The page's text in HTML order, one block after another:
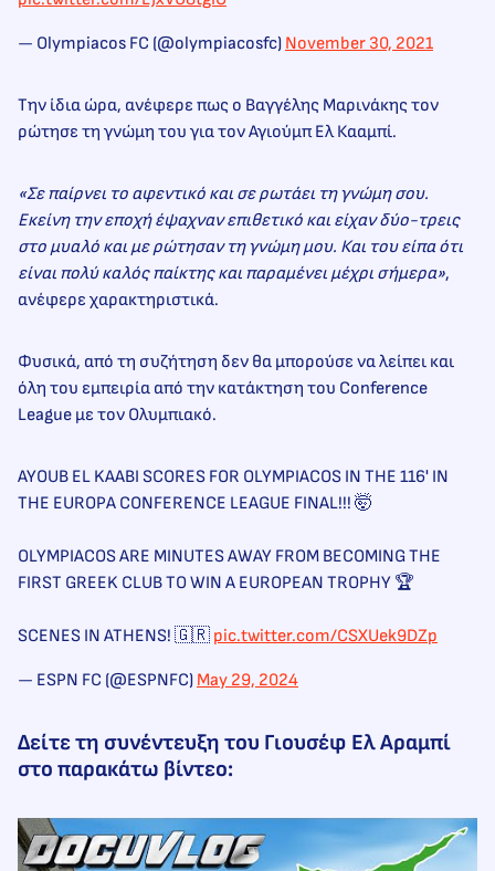
— Olympiacos FC (@olympiacosfc) November 30, 2021
Την ίδια ώρα, ανέφερε πως ο Βαγγέλης Μαρινάκης τον
ρώτησε τη γνώμη του για τον Αγιούμπ Ελ Κααμπί.
«Σε παίρνει το αφεντικό και σε ρωτάει τη γνώμη σου.
Εκείνη την εποχή έψαχναν επιθετικό και είχαν δύο-τρεις
στο μυαλό και με ρώτησαν τη γνώμη μου. Και του είπα ότι
είναι πολύ καλός παίκτης και παραμένει μέχρι σήμερα»,
ανέφερε χαρακτηριστικά.
Φυσικά, από τη συζήτηση δεν θα μπορούσε να λείπει και
όλη του εμπειρία από την κατάκτηση του Conference
League με τον Ολυμπιακό.
AYOUB EL KAABI SCORES FOR OLYMPIACOS IN THE 116' IN
THE EUROPA CONFERENCE LEAGUE FINAL!!! 🤯
OLYMPIACOS ARE MINUTES AWAY FROM BECOMING THE
FIRST GREEK CLUB TO WIN A EUROPEAN TROPHY 🏆
SCENES IN ATHENS! 🇬🇷 pic.twitter.com/CSXUek9DZp
— ESPN FC (@ESPNFC) May 29, 2024
Δείτε τη συνέντευξη του Γιουσέφ Ελ Αραμπί
στο παρακάτω βίντεο: